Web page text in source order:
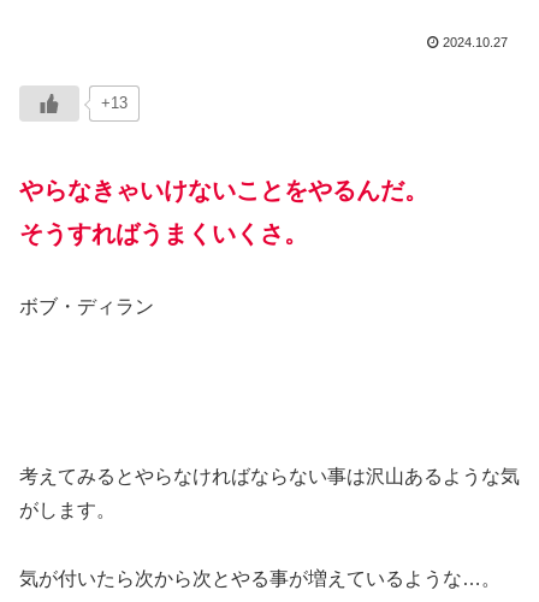
2024.10.27
+13
やらなきゃいけないことをやるんだ。
そうすればうまくいくさ。
ボブ・ディラン
考えてみるとやらなければならない事は沢山あるような気
がします。
気が付いたら次から次とやる事が増えているような…。